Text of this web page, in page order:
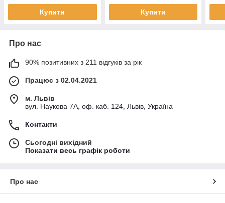
Купити Купити
Про нас
90% позитивних з 211 відгуків за рік
Працює з 02.04.2021
м. Львів
вул. Наукова 7А, оф. каб. 124, Львів, Україна
Контакти
Сьогодні вихідний
Показати весь графік роботи
Про нас